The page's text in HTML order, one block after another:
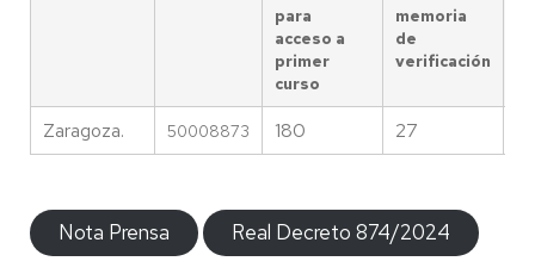
para
acceso a
primer
curso
memoria
de
verificación
Zaragoza. 50008873 180 27
Nota Prensa Real Decreto 874/2024